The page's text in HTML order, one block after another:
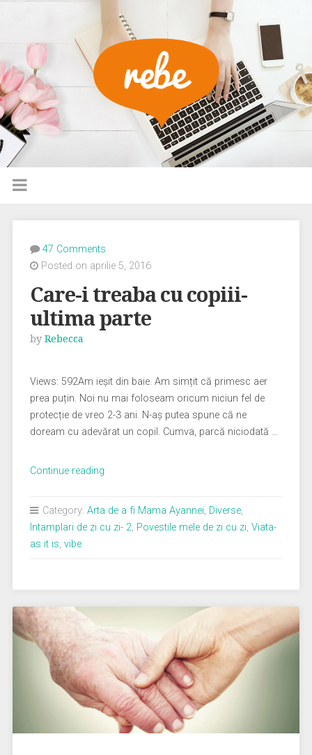
47 Comments
Posted on aprilie 5, 2016
Care-i treaba cu copiii-
ultima parte
by Rebecca
Views: 592Am ieșit din baie. Am simțit că primesc aer
prea puțin. Noi nu mai foloseam oricum niciun fel de
protecție de vreo 2-3 ani. N-aș putea spune că ne
doream cu adevărat un copil. Cumva, parcă niciodată …
Continue reading„Care-
treaba
Category: Arta de a fi Mama Ayannei, Diverse,
Intamplari de zi cu zi- 2, Povestile mele de zi cu zi, Viata-
as it is, vibe